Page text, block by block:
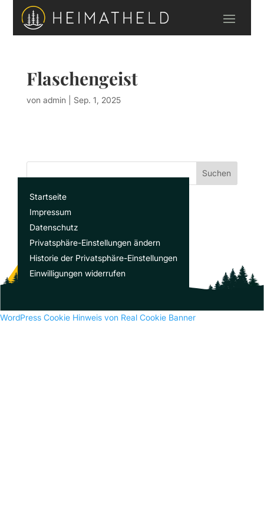
Flaschengeist
von admin Sep. 1, 2025
Suchen
Recent Posts
Recent Comments
Es sind keine Kommentare vorhanden.
Startseite
Impressum
Datenschutz
Privatsphäre-Einstellungen ändern
Historie der Privatsphäre-Einstellungen
Einwilligungen widerrufen
WordPress Cookie Hinweis von Real Cookie Banner